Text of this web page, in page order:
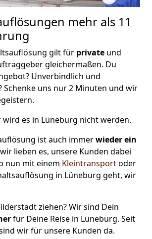
mehr als 11
gilt für private und
gleichermaßen. Du
Unverbindlich und
Schenke uns nur 2 Minuten und wir
es in Lüneburg nicht werden.
ist auch immerwieder ein
lieben es, unsere Kunden dabei
nun mit einem Kleintransportoder
in Lüneburg geht, wir
ziehen? Wir sind Dein
für Deine Reise in Lüneburg. Seit
wir für unsere Kunden da.